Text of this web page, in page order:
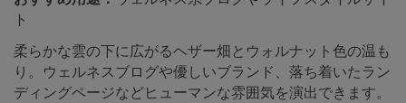
ト
柔らかな雲の下に広がるヘザー畑とウォルナット色の温も
り。ウェルネスブログや優しいブランド、落ち着いたラン
ディングページなどヒューマンな雰囲気を演出できます。